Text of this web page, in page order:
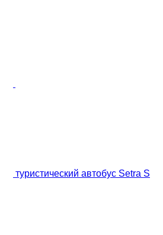
туристический автобус Setra S